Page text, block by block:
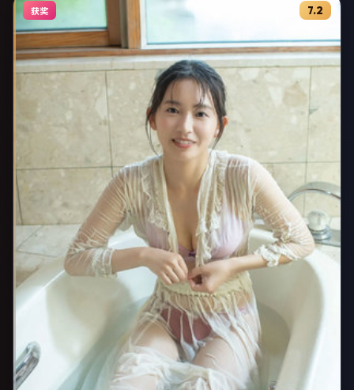
获奖 7.2